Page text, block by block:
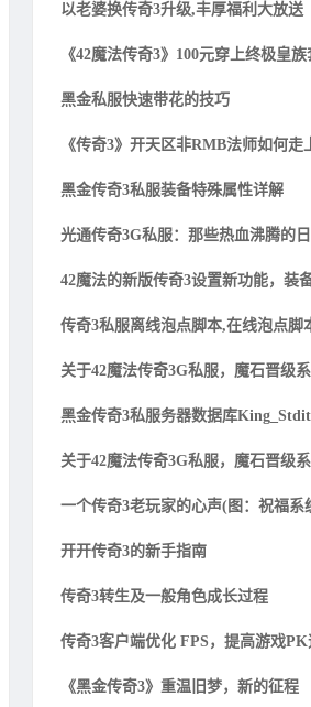
以老婆换传奇3升级,丰厚福利大放送
《42魔法传奇3》100元穿上终极皇
黑金私服快速带花的技巧
《传奇3》开天区非RMB法师如何走
黑金传奇3私服装备特殊属性详解
光通传奇3G私服：那些热血沸腾的
42魔法的新版传奇3设置新功能，装
传奇3私服离线泡点脚本,在线泡点脚
关于42魔法传奇3G私服，魔石晋级
黑金传奇3私服务器数据库
关于42魔法传奇3G私服，魔石晋级
一个传奇3老玩家的心声(图：祝福系
开开传奇3的新手指南
传奇3转生及一般角色成长过程
传奇3客户端优化 FPS，提高游戏
《黑金传奇3》重温旧梦，新的征程